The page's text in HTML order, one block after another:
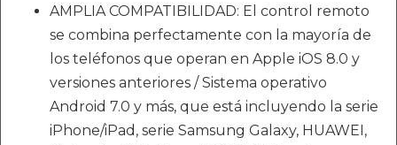
AMPLIA COMPATIBILIDAD: El control remoto
se combina perfectamente con la mayoría de
los teléfonos que operan en Apple iOS 8.0 y
versiones anteriores / Sistema operativo
Android 7.0 y más, que está incluyendo la serie
iPhone/iPad, serie Samsung Galaxy, HUAWEI,